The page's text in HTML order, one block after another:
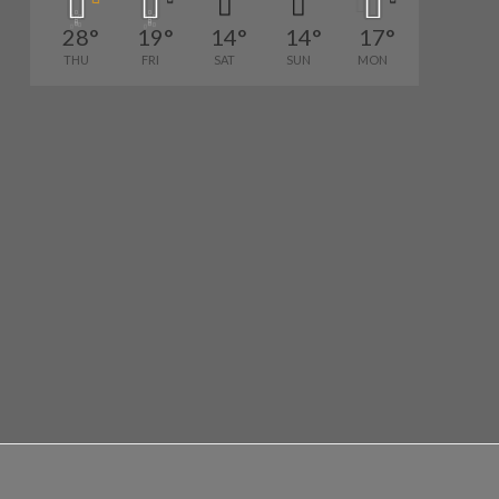
28°
THU
19°
FRI
14°
SAT
14°
SUN
17°
MON